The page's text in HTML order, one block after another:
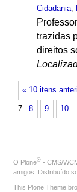
Cidadania,
trazidas
direitos
« 10 itens
7 8 9 10
O Plone® - CMS/
amigos. Distribuído
This Plone Theme